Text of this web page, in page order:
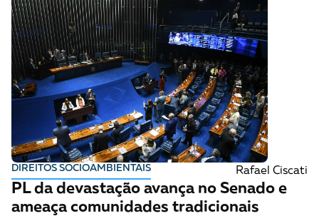
DIREITOS SOCIOAMBIENTAIS Rafael Ciscati
PL da devastação avança no Senado e
ameaça comunidades tradicionais